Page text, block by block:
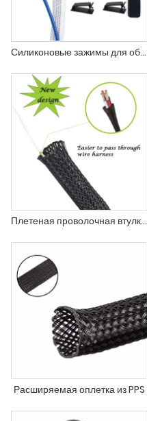
Силиконовые зажимы для обертывания кабеля с разрезной плетеной муфтой для управления проводами
Плетеная проволочная втулка из ПЭТ с тросом
Расширяемая оплетка из PPS